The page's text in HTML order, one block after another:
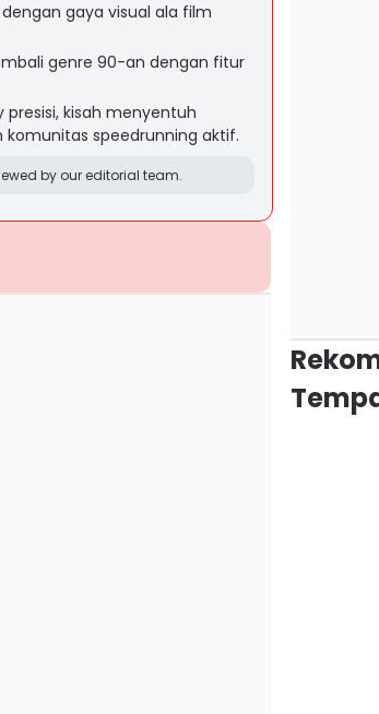
gaya visual ala film
genre 90-an dengan fitur
kisah menyentuh
speedrunning aktif.
by our editorial team.